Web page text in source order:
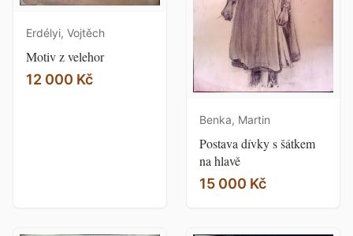
Erdélyi, Vojtěch
Motiv z velehor
12 000 Kč
Benka, Martin
Postava dívky s šátkem
na hlavě
15 000 Kč